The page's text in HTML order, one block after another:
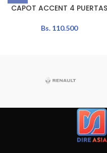
CAPOT ACCENT 4 PUERTAS
Bs.110.500